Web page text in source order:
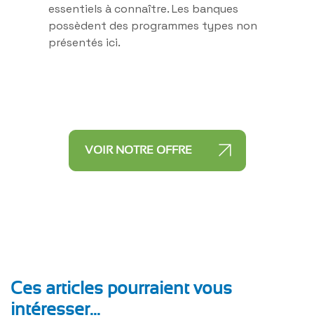
essentiels à connaître. Les banques
possèdent des programmes types non
présentés ici.
VOIR NOTRE OFFRE
Ces articles pourraient vous
intéresser...